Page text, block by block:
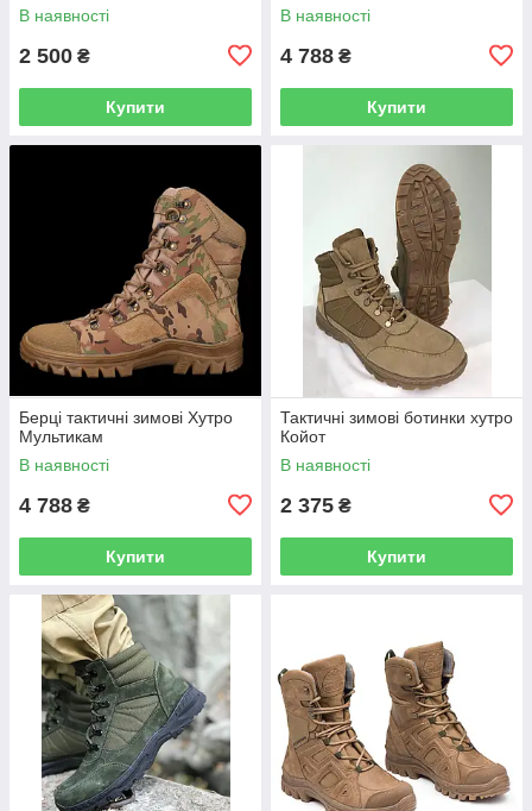
В наявності
2 500 ₴
Купити
В наявності
4 788 ₴
Купити
Берці тактичні зимові Хутро
Мультикам
В наявності
4 788 ₴
Купити
Тактичні зимові ботинки хутро
Койот
В наявності
2 375 ₴
Купити